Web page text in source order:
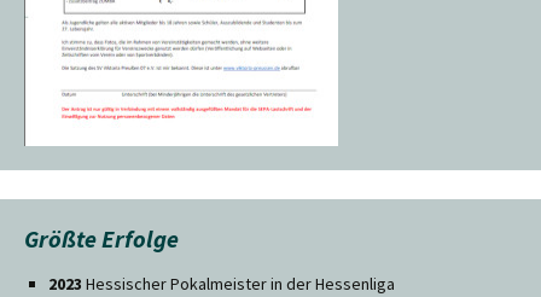
Größte Erfolge
2023 Hessischer Pokalmeister in der Hessenliga